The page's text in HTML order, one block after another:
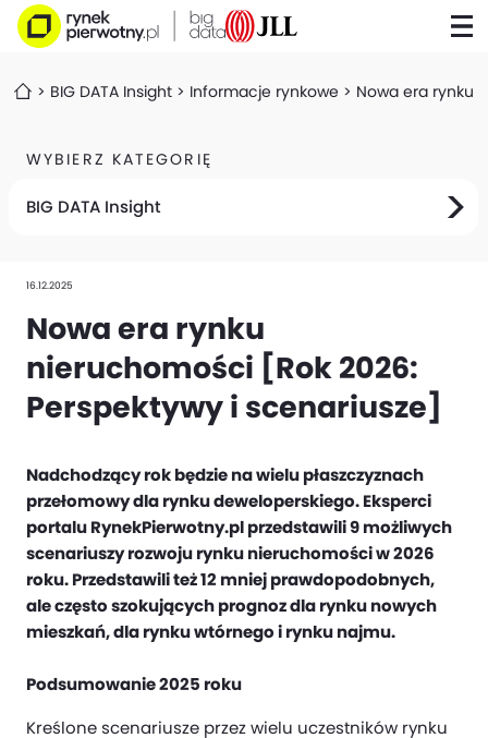
BIG DATA Insight Informacje rynkowe Nowa era rynku
WYBIERZ KATEGORIĘ
BIG DATA Insight
16.12.2025
Nowa era rynku
nieruchomości [Rok 2026:
Perspektywy i scenariusze]
Nadchodzący rok będzie na wielu płaszczyznach
przełomowy dla rynku deweloperskiego. Eksperci
portalu RynekPierwotny.pl przedstawili 9 możliwych
scenariuszy rozwoju rynku nieruchomości w 2026
roku. Przedstawili też 12 mniej prawdopodobnych,
ale często szokujących prognoz dla rynku nowych
mieszkań, dla rynku wtórnego i rynku najmu.
Podsumowanie 2025 roku
Kreślone scenariusze przez wielu uczestników rynku